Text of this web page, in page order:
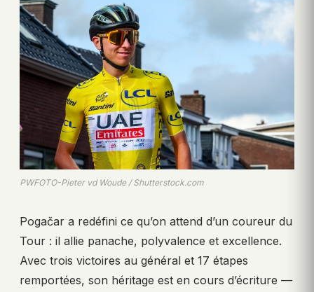
PWFOTO-Pieter vd Woude / Shutterstock.com
Pogačar a redéfini ce qu’on attend d’un coureur du
Tour : il allie panache, polyvalence et excellence.
Avec trois victoires au général et 17 étapes
remportées, son héritage est en cours d’écriture —